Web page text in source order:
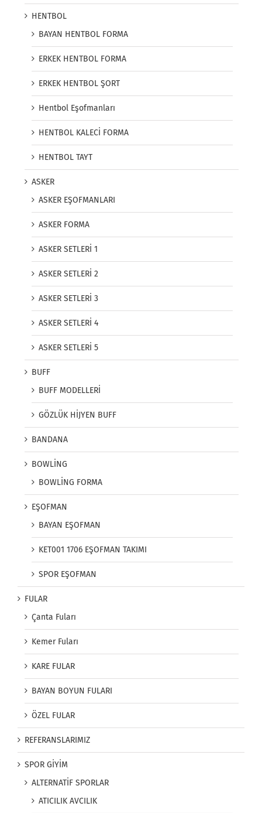
HENTBOL
BAYAN HENTBOL FORMA
ERKEK HENTBOL FORMA
ERKEK HENTBOL ŞORT
Hentbol Eşofmanları
HENTBOL KALECİ FORMA
HENTBOL TAYT
ASKER
ASKER EŞOFMANLARI
ASKER FORMA
ASKER SETLERİ 1
ASKER SETLERİ 2
ASKER SETLERİ 3
ASKER SETLERİ 4
ASKER SETLERİ 5
BUFF
BUFF MODELLERİ
GÖZLÜK HİJYEN BUFF
BANDANA
BOWLİNG
BOWLİNG FORMA
EŞOFMAN
BAYAN EŞOFMAN
KET001 1706 EŞOFMAN TAKIMI
SPOR EŞOFMAN
FULAR
Çanta Fuları
Kemer Fuları
KARE FULAR
BAYAN BOYUN FULARI
ÖZEL FULAR
REFERANSLARIMIZ
SPOR GİYİM
ALTERNATİF SPORLAR
ATICILIK AVCILIK